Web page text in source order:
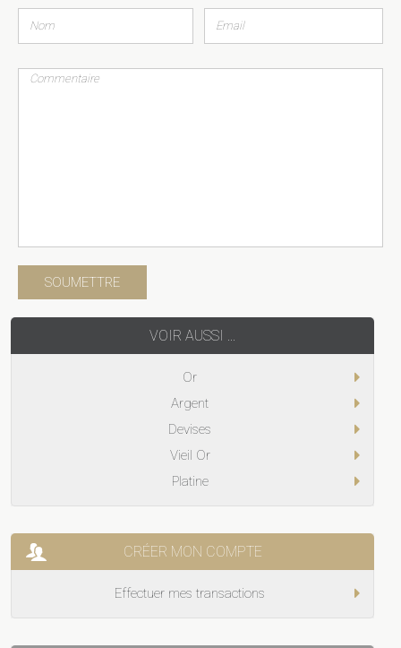
VOIR AUSSI ...
Or
Argent
Devises
Vieil Or
Platine
CRÉER MON COMPTE
Effectuer mes transactions